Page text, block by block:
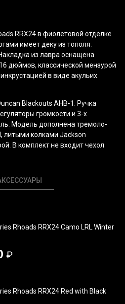
RRX24 в фиолетовой отделке
имеет деку из тополя.
из лавра оснащена
дюймов, классической мензурой
в виде акульих
Blackouts AHB-1. Ручка
громкости и 3-х
Модель дополнена тремоло-
литыми колками Jackson
В комплект не входит чехол
Rhoads RRX24 Camo LRL Winter
₽
Rhoads RRX24 Red with Black